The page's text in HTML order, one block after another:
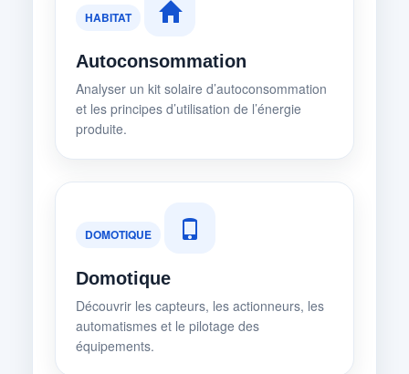
HABITAT
Autoconsommation
Analyser un kit solaire d’autoconsommation
et les principes d’utilisation de l’énergie
produite.
DOMOTIQUE
Domotique
Découvrir les capteurs, les actionneurs, les
automatismes et le pilotage des
équipements.